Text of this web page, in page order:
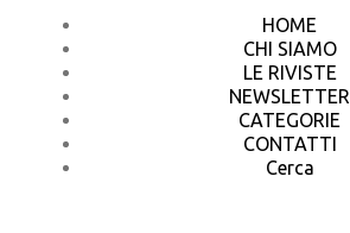
HOME
CHI SIAMO
LE RIVISTE
NEWSLETTER
CATEGORIE
CONTATTI
Cerca